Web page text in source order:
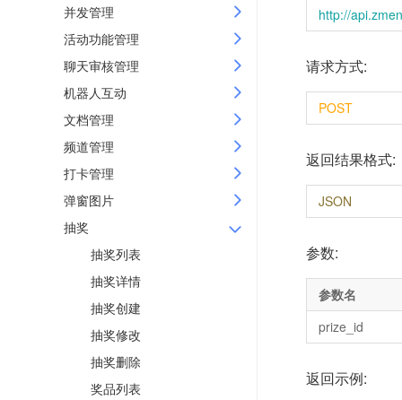
并发管理
活动功能管理
聊天审核管理
机器人互动
文档管理
频道管理
打卡管理
弹窗图片
抽奖
抽奖列表
抽奖详情
抽奖创建
抽奖修改
抽奖删除
奖品列表
http://
请求方式:
POST
返回结果格式:
JSON
参数:
参数名
prize_id
返回示例: